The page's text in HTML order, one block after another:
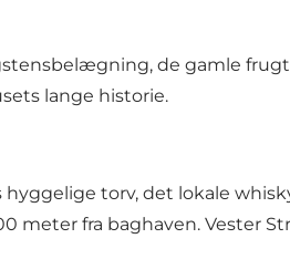
de gamle
lange historie.
torv, det lokale
meter fra baghaven. Vester